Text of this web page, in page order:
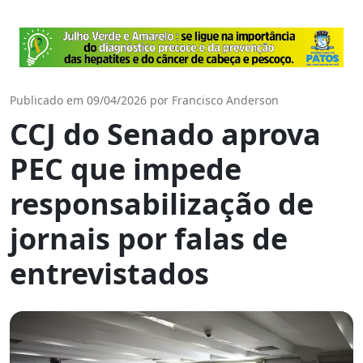
Publicado em 09/04/2026 por Francisco Anderson
CCJ do Senado aprova
PEC que impede
responsabilização de
jornais por falas de
entrevistados